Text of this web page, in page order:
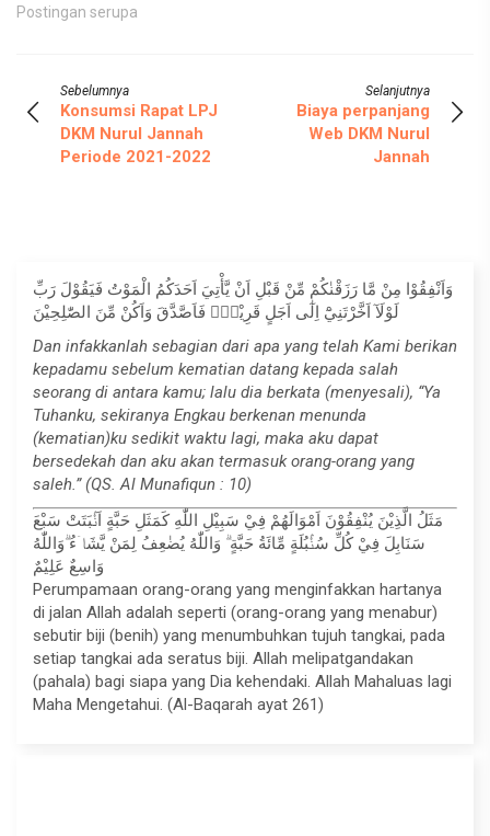
Postingan serupa
Sebelumnya
Konsumsi Rapat LPJ
DKM Nurul Jannah
Periode 2021-2022
Selanjutnya
Biaya perpanjang
Web DKM Nurul
Jannah
وَاَنْفِقُوْا مِنْ مَّا رَزَقْنٰكُمْ مِّنْ قَبْلِ اَنْ يَّأْتِيَ اَحَدَكُمُ الْمَوْتُ فَيَقُوْلَ رَبِّ
لَوْلَآ اَخَّرْتَنِيْٓ اِلٰٓى اَجَلٍ قَرِيْبٍۚ فَاَصَّدَّقَ وَاَكُنْ مِّنَ الصّٰلِحِيْنَ
Dan infakkanlah sebagian dari apa yang telah Kami berikan
kepadamu sebelum kematian datang kepada salah
seorang di antara kamu; lalu dia berkata (menyesali), “Ya
Tuhanku, sekiranya Engkau berkenan menunda
(kematian)ku sedikit waktu lagi, maka aku dapat
bersedekah dan aku akan termasuk orang-orang yang
saleh.” (QS. Al Munafiqun : 10)
مَثَلُ الَّذِيْنَ يُنْفِقُوْنَ اَمْوَالَهُمْ فِيْ سَبِيْلِ اللّٰهِ كَمَثَلِ حَبَّةٍ اَنْۢبَتَتْ سَبْعَ
سَنَابِلَ فِيْ كُلِّ سُنْۢبُلَةٍ مِّائَةُ حَبَّةٍ ۗ وَاللّٰهُ يُضٰعِفُ لِمَنْ يَّشَاۤءُ ۗوَاللّٰهُ
وَاسِعٌ عَلِيْمٌ
Perumpamaan orang-orang yang menginfakkan hartanya
di jalan Allah adalah seperti (orang-orang yang menabur)
sebutir biji (benih) yang menumbuhkan tujuh tangkai, pada
setiap tangkai ada seratus biji. Allah melipatgandakan
(pahala) bagi siapa yang Dia kehendaki. Allah Mahaluas lagi
Maha Mengetahui. (Al-Baqarah ayat 261)